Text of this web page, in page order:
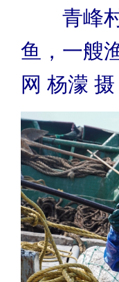
青峰
鱼，一艘
网 杨濛 摄